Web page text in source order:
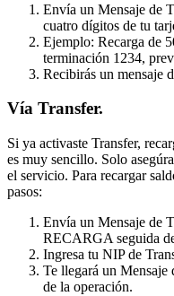
Envía un Mensaje de
cuatro dígitos de tu
Ejemplo: Recarga de
terminación 1234,
Recibirás un mensaje
Vía Transfer.
Si ya activaste Transfer,
es muy sencillo. Solo
el servicio. Para recargar
pasos:
Envía un Mensaje de
RECARGA seguida
Ingresa tu NIP de
Te llegará un
de la operación.